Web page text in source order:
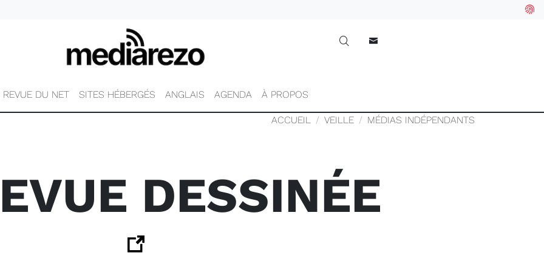
REVUE DU NET SITES HÉBERGÉS ANGLAIS AGENDA À PROPOS
ACCUEIL VEILLE MÉDIAS INDÉPENDANTS
DESSINÉE